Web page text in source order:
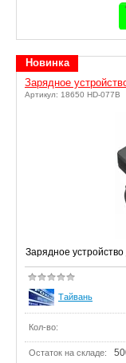
Новинка
Зарядное
Артикул: 18650 HD-077B
Зарядное
Тайвань
Кол-во:
Остаток на складе: